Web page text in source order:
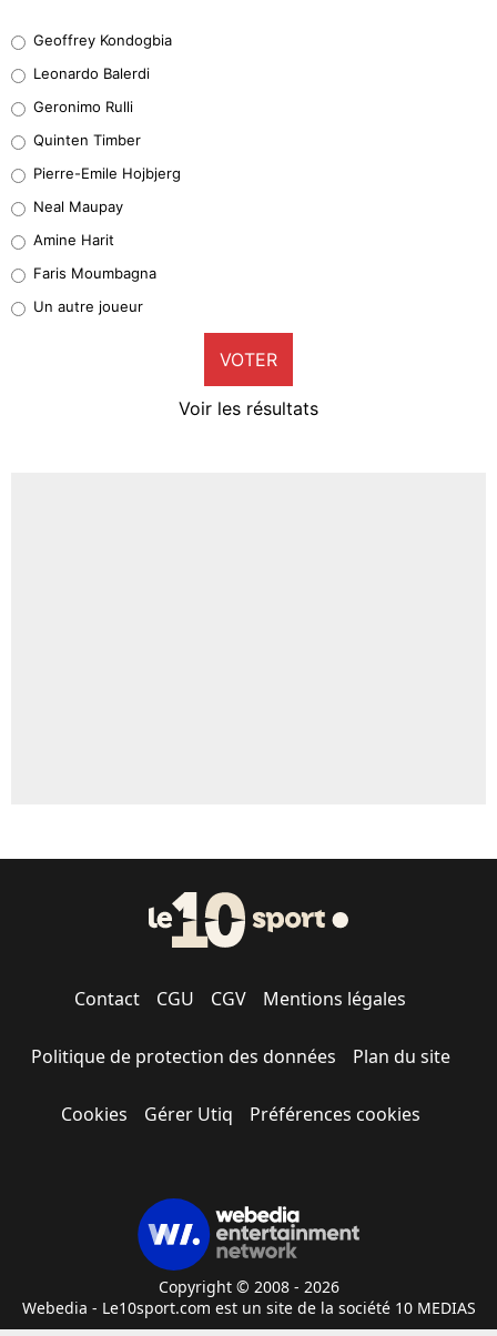
38%
32%
5%
1%
9%
Geoffrey Kondogbia
Leonardo Balerdi
Geronimo Rulli
Quinten Timber
Pierre-Emile Hojbjerg
Neal Maupay
Amine Harit
Faris Moumbagna
Un autre joueur
VOTER
Voir les résultats
Contact CGU CGV Mentions légales
Politique de protection des données Plan du site
Cookies Gérer Utiq Préférences cookies
Copyright © 2008 - 2026
Webedia - Le10sport.com est un site de la société 10 MEDIAS